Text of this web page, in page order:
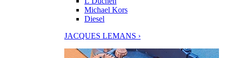
Michael Kors
Diesel
JACQUES LEMANS ›